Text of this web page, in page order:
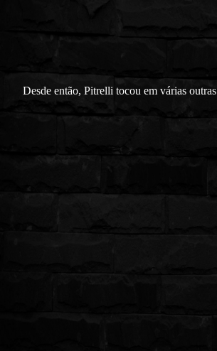
Desde então, Pitrelli tocou em várias